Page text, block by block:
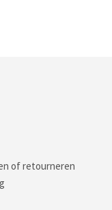
of retourneren